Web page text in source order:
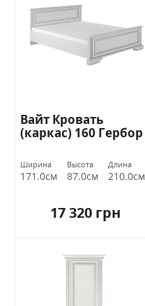
Вайт Кровать
(каркас) 160 Гербор
Ширина
171.0см
Высота
87.0см
Длина
210.0см
17 320 грн